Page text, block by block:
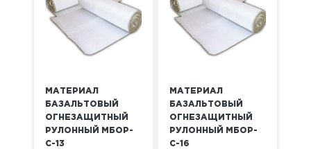
МАТЕРИАЛ
БАЗАЛЬТОВЫЙ
ОГНЕЗАЩИТНЫЙ
РУЛОННЫЙ МБОР-
С-13
МАТЕРИАЛ
БАЗАЛЬТОВЫЙ
ОГНЕЗАЩИТНЫЙ
РУЛОННЫЙ МБОР-
С-16